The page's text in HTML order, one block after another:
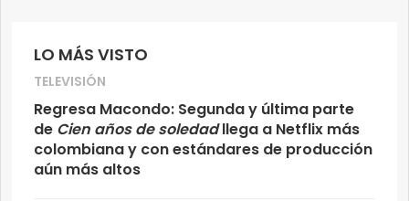
LO MÁS VISTO
TELEVISIÓN
Regresa Macondo: Segunda y última parte
de Cien años de soledadllega a Netflix más
colombiana y con estándares de producción
aún más altos